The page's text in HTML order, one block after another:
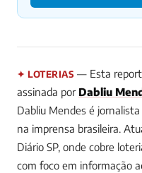
✦ LOTERIAS — Esta
assinada por Dabliu
Dabliu Mendes é
na imprensa brasileira.
Diário SP, onde cobre
com foco em informação